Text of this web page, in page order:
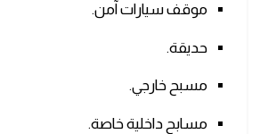
موقف سيارات آمن.
حديقة.
مسبح خارجي.
مسابح داخلية خاصة.